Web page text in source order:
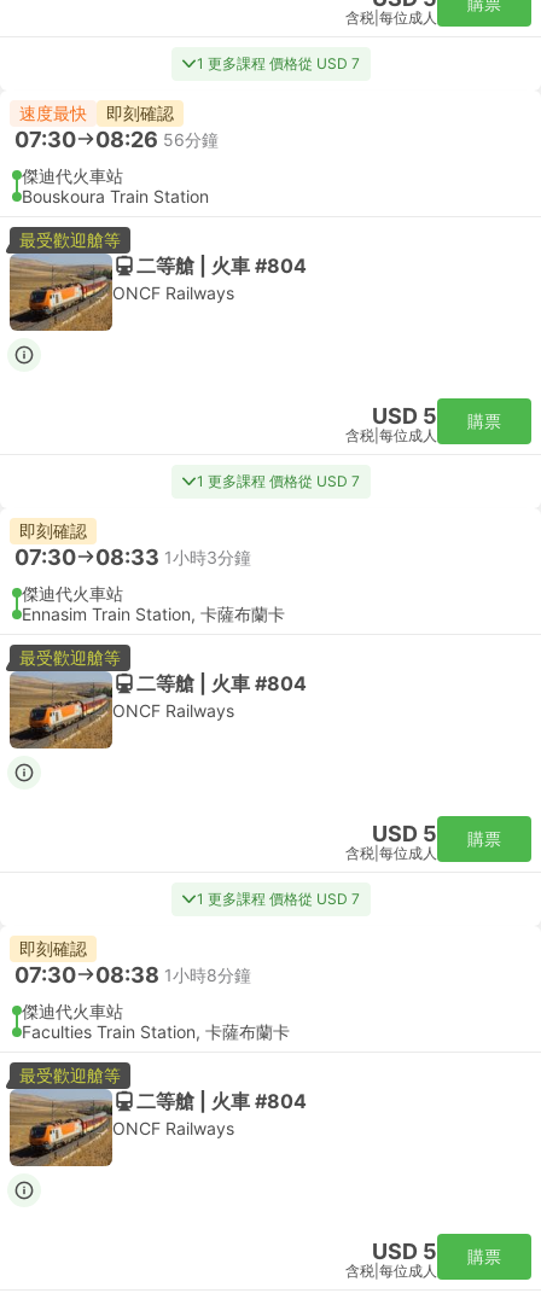
含税 每位成人
1 更多課程 價格從 USD 7
速度最快 即刻確認
07:30 08:26 56分鐘
傑迪代火車站
Bouskoura Train Station
最受歡迎艙等
二等艙 | 火車 #804
ONCF Railways
USD 5
含税 每位成人
購票
1 更多課程 價格從 USD 7
即刻確認
07:30 08:33 1小時3分鐘
傑迪代火車站
Ennasim Train Station, 卡薩布蘭卡
最受歡迎艙等
二等艙 | 火車 #804
ONCF Railways
USD 5
含税 每位成人
購票
1 更多課程 價格從 USD 7
即刻確認
07:30 08:38 1小時8分鐘
傑迪代火車站
Faculties Train Station, 卡薩布蘭卡
最受歡迎艙等
二等艙 | 火車 #804
ONCF Railways
USD 5
含税 每位成人
購票